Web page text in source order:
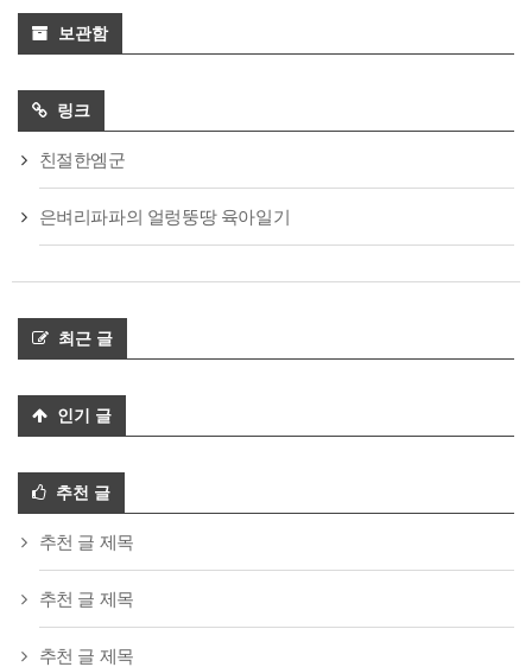
보관함
링크
친절한엠군
은벼리파파의 얼렁뚱땅 육아일기
최근 글
인기 글
추천 글
추천 글 제목
추천 글 제목
추천 글 제목